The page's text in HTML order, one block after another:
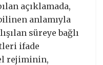
açıklamada,
anlamıyla
süreye bağlı
ifade
rejiminin,